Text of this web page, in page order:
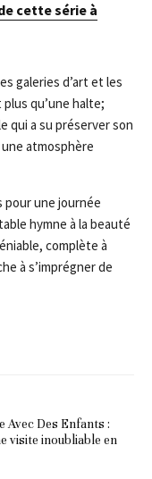
cette série à
galeries d’art et les
qu’une halte;
qui a su préserver son
atmosphère
pour une journée
hymne à la beauté
complète à
à s’imprégner de
Avec Des Enfants :
visite inoubliable en